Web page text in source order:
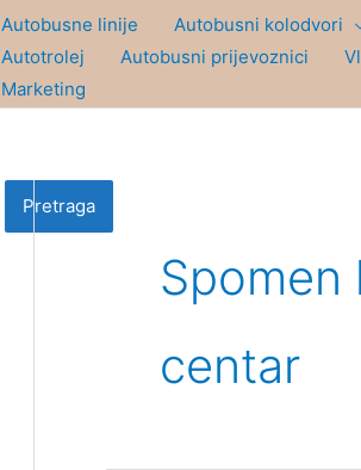
Autobusne linije Autobusni kolodvori
Autotrolej
Autobusni prijevoznici
Marketing
Pretraga
Spomen
centar